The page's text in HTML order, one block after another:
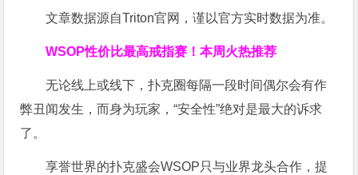
文章数据源自Triton官网，谨以官方实时数据为准。
WSOP性价比最高戒指赛！本周火热推荐
无论线上或线下，扑克圈每隔一段时间偶尔会有作
弊丑闻发生，而身为玩家，“安全性”绝对是最大的诉求
了。
享誉世界的扑克盛会WSOP只与业界龙头合作，提